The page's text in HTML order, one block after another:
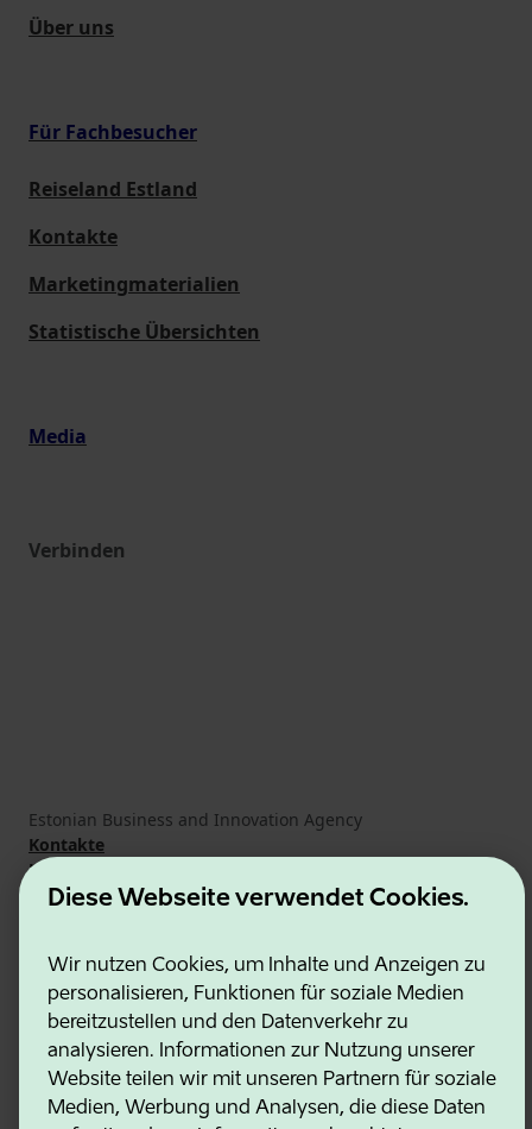
Diese Webseite verwendet Cookies.
Wir nutzen Cookies, um Inhalte und Anzeigen zu
personalisieren, Funktionen für soziale Medien
bereitzustellen und den Datenverkehr zu
analysieren. Informationen zur Nutzung unserer
Website teilen wir mit unseren Partnern für soziale
Medien, Werbung und Analysen, die diese Daten
Über uns
Für Fachbesucher
Reiseland Estland
Kontakte
Marketingmaterialien
Statistische Übersichten
Media
Verbinden
Estonian Business and Innovation Agency
Kontakte
Kooperationspartner
Nutzungsbedingungen